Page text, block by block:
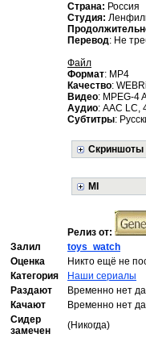
Страна: Россия
Студия:
Перевод: Не
Файл
Формат: MP4
Качество:
Видео: MPEG-4
Аудио: AAC LC,
Субтитры:
Скриншоты
MI
Релиз от:
Залил
toys_watch
Оценка
Никто ещё не
Категория
Наши сериалы
Раздают
Временно нет
Качают
Временно нет
Сидер
замечен
(Никогда)